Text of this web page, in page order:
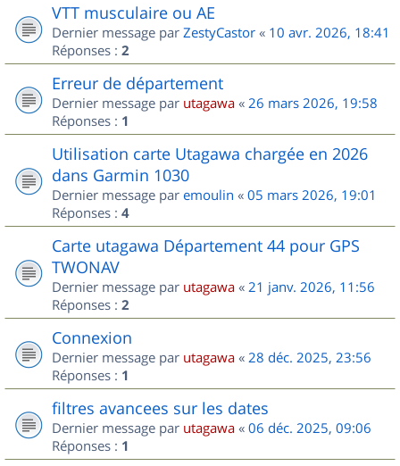
VTT musculaire ou AE
Dernier message par ZestyCastor « 10 avr. 2026, 18:41
Réponses : 2
Erreur de département
Dernier message par utagawa « 26 mars 2026, 19:58
Réponses : 1
Utilisation carte Utagawa chargée en 2026
dans Garmin 1030
Dernier message par emoulin « 05 mars 2026, 19:01
Réponses : 4
Carte utagawa Département 44 pour GPS
TWONAV
Dernier message par utagawa « 21 janv. 2026, 11:56
Réponses : 2
Connexion
Dernier message par utagawa « 28 déc. 2025, 23:56
Réponses : 1
filtres avancees sur les dates
Dernier message par utagawa « 06 déc. 2025, 09:06
Réponses : 1